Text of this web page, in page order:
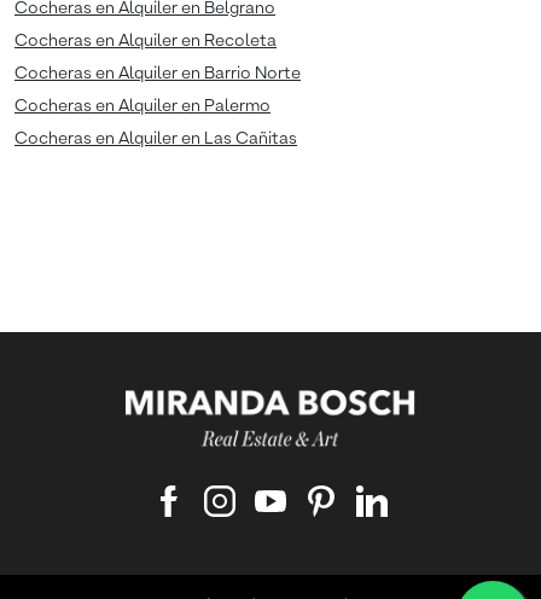
Cocheras en Alquiler en Belgrano
Cocheras en Alquiler en Recoleta
Cocheras en Alquiler en Barrio Norte
Cocheras en Alquiler en Palermo
Cocheras en Alquiler en Las Cañitas